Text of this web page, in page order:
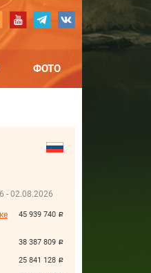
ФОТО
- 02.08.2026
45 939 740 руб.
38 387 809 руб.
25 841 128 руб.